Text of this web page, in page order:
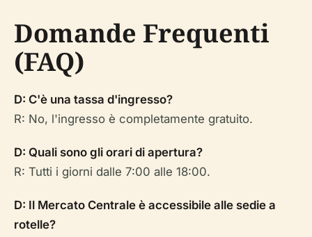
Domande Frequenti
(FAQ)
D: C'è una tassa d'ingresso?
R: No, l'ingresso è completamente gratuito.
D: Quali sono gli orari di apertura?
R: Tutti i giorni dalle 7:00 alle 18:00.
D: Il Mercato Centrale è accessibile alle sedie a
rotelle?